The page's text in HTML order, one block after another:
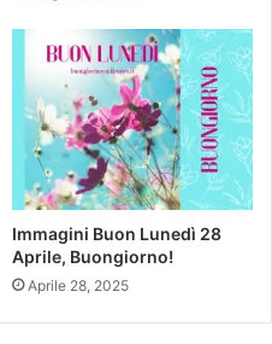
Immagini Buon Lunedì 28
Aprile, Buongiorno!
Aprile 28, 2025